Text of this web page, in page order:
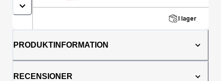
I lager
PRODUKTINFORMATION
RECENSIONER